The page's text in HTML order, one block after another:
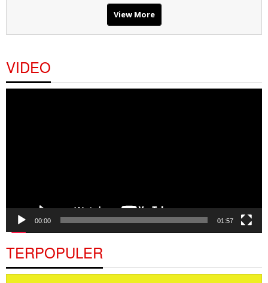
View More
VIDEO
00:00 01:57
TERPOPULER